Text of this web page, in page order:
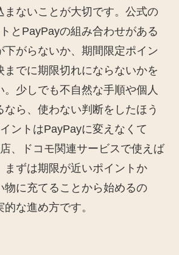
まないことが大切です。公式の
とPayPayの組み合わせがある
下がらないか、期間限定ポイン
までに期限切れにならないかを
少しでも不自然な手順や個人
なら、使わない判断をしたほう
ントはPayPayに変えなくて
、ドコモ関連サービスで使えば
まずは期限が近いポイントか
物に充てることから始めるの
な進め方です。